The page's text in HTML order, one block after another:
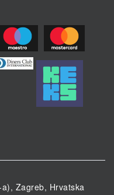
Zagreb, Hrvatska